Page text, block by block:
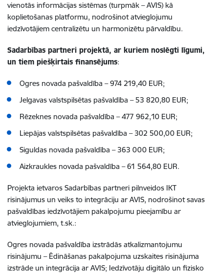
vienotās informācijas sistēmas (turpmāk –AVIS) kā
koplietošanas platformu, nodrošinot atvieglojumu
iedzīvotājiem centralizētu un harmonizētu pārvaldību.
Sadarbības partneri projektā, ar kuriem noslēgti līgumi,
un tiem piešķirtais finansējums:
Ogres novada pašvaldība – 974 219,40 EUR;
Jelgavas valstspilsētas pašvaldība – 53 820,80 EUR;
Rēzeknes novada pašvaldība – 477 962,10 EUR;
Liepājas valstspilsētas pašvaldība – 302 500,00 EUR;
Siguldas novada pašvaldība – 363 000 EUR;
Aizkraukles novada pašvaldība – 61 564,80 EUR.
Projekta ietvaros Sadarbības partneri pilnveidos IKT
risinājumus un veiks to integrāciju ar AVIS, nodrošinot savas
pašvaldības iedzīvotājiem pakalpojumu pieejamību ar
atvieglojumiem, t.sk.:
Ogres novada pašvaldība izstrādās atkalizmantojumu
risinājumu – Ēdināšanas pakalpojuma uzskaites risinājuma
izstrāde un integrācija ar AVIS; Iedzīvotāju digitālo un fizisko